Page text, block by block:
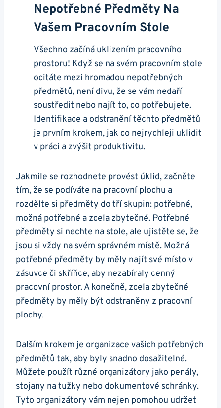
Nepotřebné Předměty Na
Vašem Pracovním Stole
Všechno začíná uklizením pracovního
prostoru! Když se na svém pracovním stole
ocitáte mezi hromadou nepotřebných
předmětů, není divu, že se vám nedaří
soustředit nebo najít to, co potřebujete.
Identifikace a odstranění těchto předmětů
je prvním krokem, jak co nejrychleji uklidit
v práci a zvýšit produktivitu.
Jakmile se rozhodnete provést úklid, začněte
tím, že se podíváte na pracovní plochu a
rozdělte si předměty do tří skupin: potřebné,
možná potřebné a zcela zbytečné. Potřebné
předměty si nechte na stole, ale ujistěte se, že
jsou si vždy na svém správném místě. Možná
potřebné předměty by měly najít své místo v
zásuvce či skříňce, aby nezabíraly cenný
pracovní prostor. A konečně, zcela zbytečné
předměty by měly být odstraněny z pracovní
plochy.
Dalším krokem je organizace vašich potřebných
předmětů tak, aby byly snadno dosažitelné.
Můžete použít různé organizátory jako penály,
stojany na tužky nebo dokumentové schránky.
Tyto organizátory vám nejen pomohou udržet